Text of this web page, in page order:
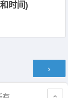
时间)